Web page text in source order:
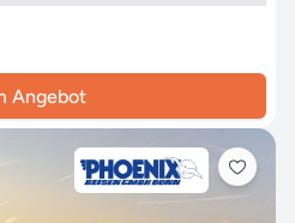
Angebot